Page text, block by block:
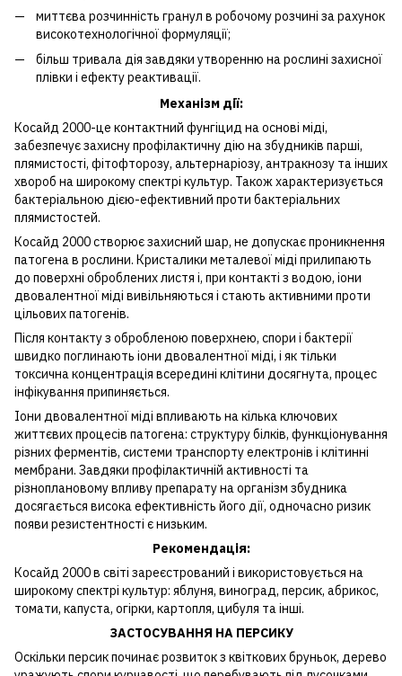
миттєва розчинність гранул в робочому розчині за рахунок
високотехнологічної формуляції;
більш тривала дія завдяки утворенню на рослині захисної
плівки і ефекту реактивації.
Механізм дії:
Косайд 2000-це контактний фунгіцид на основі міді,
забезпечує захисну профілактичну дію на збудників парші,
плямистості, фітофторозу, альтернаріозу, антракнозу та інших
хвороб на широкому спектрі культур. Також характеризується
бактеріальною дією-ефективний проти бактеріальних
плямистостей.
Косайд 2000 створює захисний шар, не допускає проникнення
патогена в рослини. Кристалики металевої міді прилипають
до поверхні оброблених листя і, при контакті з водою, іони
двовалентної міді вивільняються і стають активними проти
цільових патогенів.
Після контакту з обробленою поверхнею, спори і бактерії
швидко поглинають іони двовалентної міді, і як тільки
токсична концентрація всередині клітини досягнута, процес
інфікування припиняється.
Іони двовалентної міді впливають на кілька ключових
життєвих процесів патогена: структуру білків, функціонування
різних ферментів, системи транспорту електронів і клітинні
мембрани. Завдяки профілактичній активності та
різноплановому впливу препарату на організм збудника
досягається висока ефективність його дії, одночасно ризик
появи резистентності є низьким.
Рекомендація:
Косайд 2000 в світі зареєстрований і використовується на
широкому спектрі культур: яблуня, виноград, персик, абрикос,
томати, капуста, огірки, картопля, цибуля та інші.
ЗАСТОСУВАННЯ НА ПЕРСИКУ
Оскільки персик починає розвиток з квіткових бруньок, дерево